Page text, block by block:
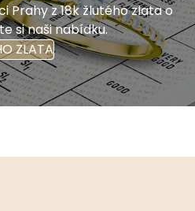
Prahy z 18k žlutého zlata o
si naši nabídku.
ZLATA